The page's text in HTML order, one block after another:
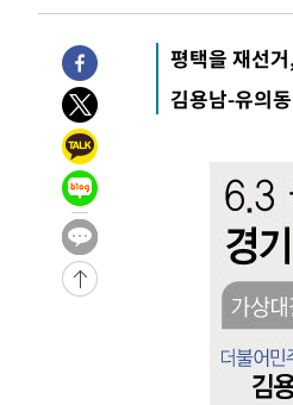
-5014초 전 >[속보]규제합리화위원
태 후임
-1372초 전 >
[속보]국힘 윤리위, '
-32245초 전 >
미 사업체 일자리, 7
하향수정 (2보)
-31693초 전 >
[속보] 미 사업체, 일
-27556초 전 >
실천"
-26641초 전 >
이란, "오만과 '중앙
운드는 임시"
-18209초 전 >
"낮 기온 소폭 하락
-18173초 전 >
[속보]이 대통령, '호
선포
-18136초 전 >
[단독]중수청 지원
낮 최고 37도 찜통
SK하이닉스, 용인·
여자배구 이재영·이
평택을 재선
김용남-유의